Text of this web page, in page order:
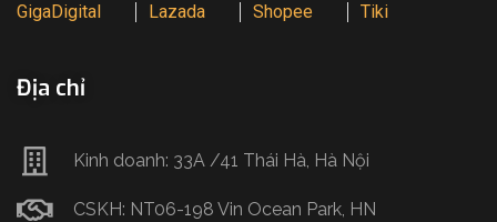
GigaDigital
Lazada Shopee Tiki
Địa chỉ
Kinh doanh: 33A /41 Thái Hà, Hà Nội
CSKH: NT06-198 Vin Ocean Park, HN